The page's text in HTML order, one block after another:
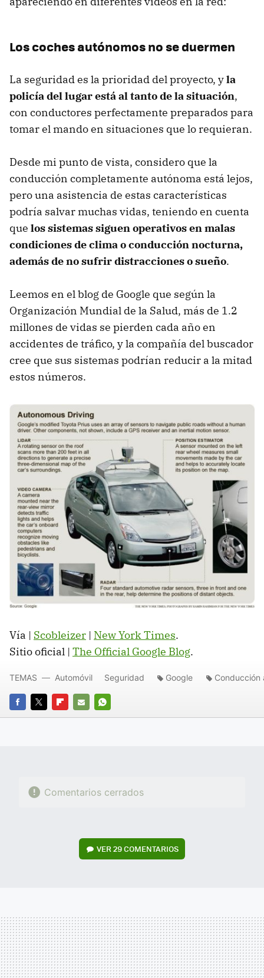
Los coches autónomos no se duermen
La seguridad es la prioridad del proyecto, yla
policía del lugar está al tanto de la situación,
con conductores perfectamente preparados para
tomar el mando en situaciones que lo requieran.
Desde mi punto de vista, considero que la
conducción completamente autónoma está lejos,
pero una asistencia de estas características
podría salvar muchas vidas, teniendo en cuenta
que los sistemas siguen operativos en malas
condiciones de clima o conducción nocturna,
además de no sufrir distracciones o sueño.
Leemos en el blog de Google que según la
Organización Mundial de la Salud, más de 1.2
millones de vidas se pierden cada año en
accidentes de tráfico, y la compañía del buscador
cree que sus sistemas podrían reducir a la mitad
estos números.
Vía | Scobleizer | New York Times.
Sitio oficial | The Official Google Blog.
FACEBOOK
TWITTERFLIPBOARD
E-
WHATSAPP
TEMAS Automóvil Seguridad Google Conducción
Comentarios cerrados
VER29 COMENTARIOS